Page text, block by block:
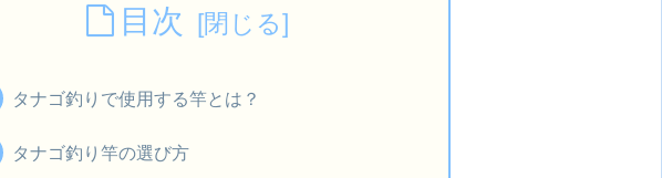
目次
タナゴ釣りで使用する竿とは？
タナゴ釣り竿の選び方